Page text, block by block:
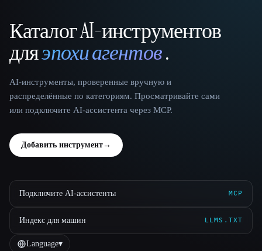
That AI Collection
Каталог AI-инструментов
дляэпохи агентов.
AI-инструменты, проверенные вручную и
распределённые по категориям. Просматривайте сами
или подключите AI-ассистента через MCP.
Добавить инструмент→
Подключите AI-ассистенты MCP
Индекс для машин LLMS.TXT
Language▾